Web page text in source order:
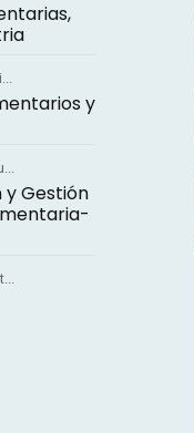
y
y Gestión